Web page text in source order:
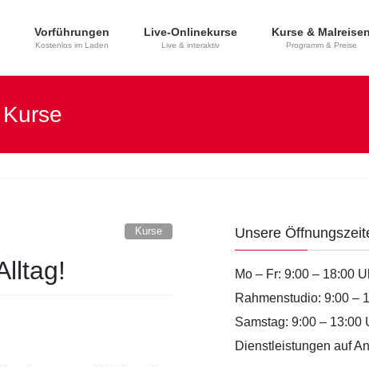
Vorführungen
Kostenlos im Laden
Live-Onlinekurse
Live & interaktiv
Kurse & Malreisen
Programm & Preise
Kurse
Kurse Unsere
Mo – Fr: 9:00 – 18:00
Rahmenstudio: 9:00 –
Samstag: 9:00 – 13:00
Dienstleistungen auf